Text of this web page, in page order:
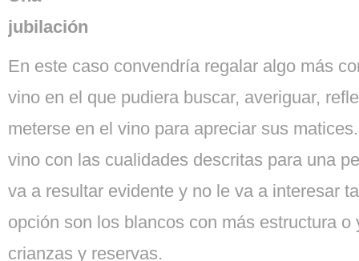
jubilación
En este caso convendría regalar algo más
vino en el que pudiera buscar, averiguar,
meterse en el vino para apreciar sus
vino con las cualidades descritas para una
va a resultar evidente y no le va a interesar
opción son los blancos con más estructura o
crianzas y reservas.